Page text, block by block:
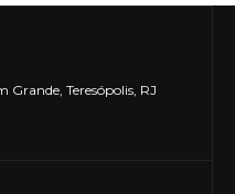
Teresópolis, RJ